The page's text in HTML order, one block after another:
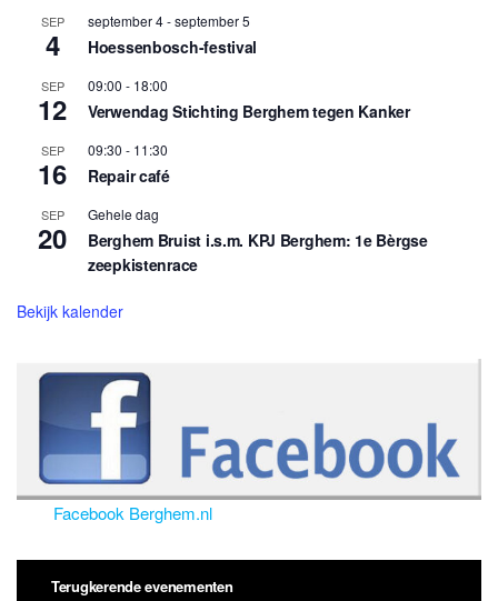
SEP
4
september 4-september 5
Hoessenbosch-festival
SEP
12
09:00 - 18:00
Verwendag Stichting Berghem tegen Kanker
SEP
16
09:30 - 11:30
Repair café
SEP
20
Gehele dag
Berghem Bruist i.s.m. KPJ Berghem: 1e Bèrgse
zeepkistenrace
Bekijk kalender
Facebook Berghem.nl
Terugkerende evenementen